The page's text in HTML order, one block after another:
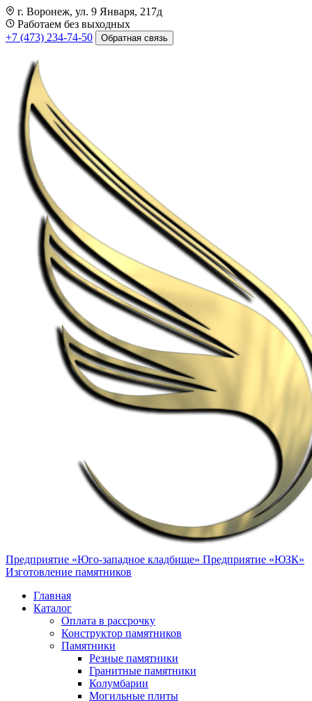
г. Воронеж, ул. 9 Января, 217д
Работаем без выходных
+7 (473) 234-74-50
Обратная связь
Предприятие «Юго-западное кладбище» Предприятие «ЮЗК»
Изготовление памятников
Главная
Каталог
Оплата в рассрочку
Конструктор памятников
Памятники
Резные памятники
Гранитные памятники
Колумбарии
Могильные плиты